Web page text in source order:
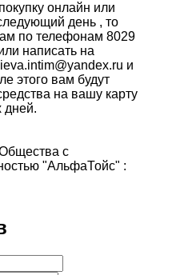
онлайн или
день , то
по телефонам 8029
написать на
и
этого вам будут
на вашу карту
дней.
с
"АльфаТойс" :